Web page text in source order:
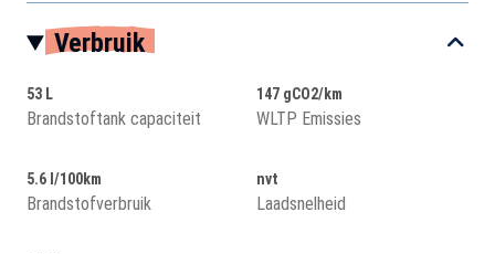
Verbruik
53 L
Brandstoftank capaciteit
147 gCO2/km
WLTP Emissies
5.6 l/100km
Brandstofverbruik
nvt
Laadsnelheid